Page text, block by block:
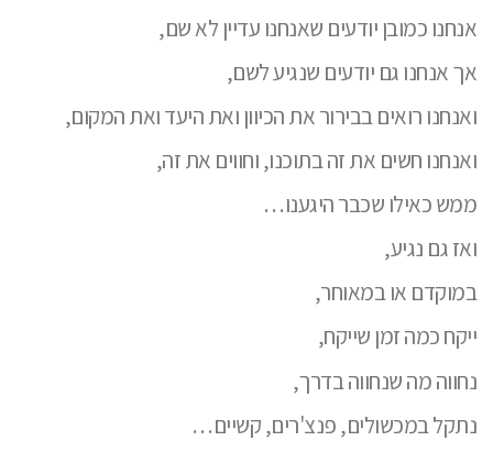
אנחנו כמובן יודעים שאנחנו עדיין לא שם,
אך אנחנו גם יודעים שנגיע לשם,
ואנחנו רואים בבירור את הכיוון ואת היעד ואת המקום,
ואנחנו חשים את זה בתוכנו, וחווים את זה,
ממש כאילו שכבר היגענו…
ואז גם נגיע,
במוקדם או במאוחר,
ייקח כמה זמן שייקח,
נחווה מה שנחווה בדרך,
נתקל במכשולים, פנצ'רים, קשיים…